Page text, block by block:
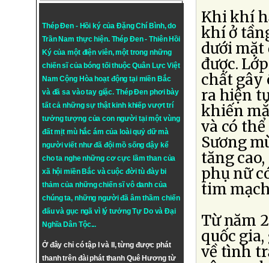
Thép Đen - Hồi ký của Đặng Chí Bình, do
Trần Nam thực hiện. Thép Đen- Thiên Hồi
Ký của một điện viên, một trong những
chiến sĩ của bóng tối thuộc Quân Lực Việt
Nam Cộng Hòa hoạt động tại miền Bắc
và đã sa vào tay giặc. Thép Đen phơi bày
tất cả những sự thật kinh khiếp vượt trí
tưởng tượng của con người tại một vùng
đất mịt mù hắc ám của loài quỷ dữ mà
người viết như đã đội mồ sống dậy kể
cho ta nghe những cơ cực lầm than của
xã hội miền Bắc và cuộc đời tù đày bi
thảm của những chiến sĩ vô danh của
chúng ta, những người đã âm thầm chiến
đấu và gục ngã vì lý tưởngTự DovàĐại
Nghĩa Dân Tộc...
Ở đây chỉ có tập I và II, từng được phát
thanh trên đài phát thanh Quê Hương từ
Khi khí
khí ở
dưới
được.
chất gây
ra hiện
khiến
và có
Sương
tăng
phụ nữ
tim
Từ năm
quốc
về tình